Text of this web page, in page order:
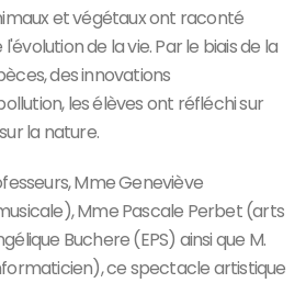
et végétaux ont raconté
de la vie. Par le biais de la
des innovations
les élèves ont réfléchi sur
la nature.
Mme Geneviève
Mme Pascale Perbet (arts
Buchere (EPS) ainsi que M.
ce spectacle artistique